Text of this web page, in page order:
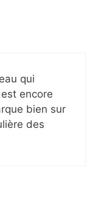
qui
encore
bien sur
des